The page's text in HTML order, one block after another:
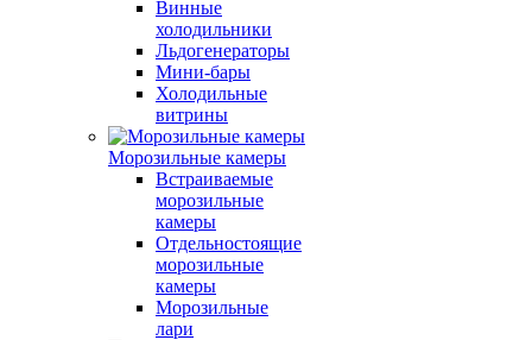
Винные
холодильники
Льдогенераторы
Мини-бары
Холодильные
витрины
Морозильные камеры
Встраиваемые
морозильные
камеры
Отдельностоящие
морозильные
камеры
Морозильные
лари